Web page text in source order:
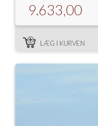
9.633,00
LÆG I KURVEN